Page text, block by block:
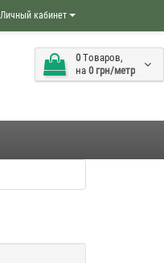
Личный кабинет
0 Tоваров,
на 0 грн/метр